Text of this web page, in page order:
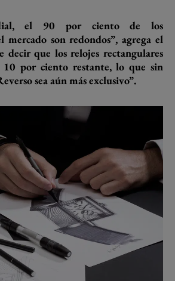
el 90 por ciento de los
mercado son redondos”, agrega el
decir que los relojes rectangulares
por ciento restante, lo que sin
sea aún más exclusivo”.